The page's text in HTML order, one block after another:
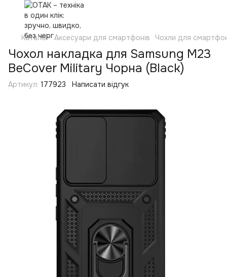
Каталог Аксесуари для смартфонів Чохли для
Чохол накладка для Samsung M23
BeCover Military Чорна (Black)
Артикул: 177923 Написати відгук